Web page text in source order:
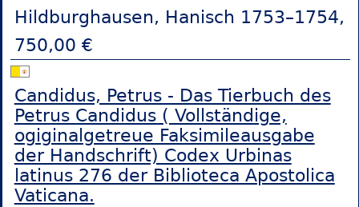
Hildburghausen, Hanisch 1753–1754,
750,00 €
Candidus, Petrus - Das Tierbuch des
Petrus Candidus ( Vollständige,
ogiginalgetreue Faksimileausgabe
der Handschrift) Codex Urbinas
latinus 276 der Biblioteca Apostolica
Vaticana.